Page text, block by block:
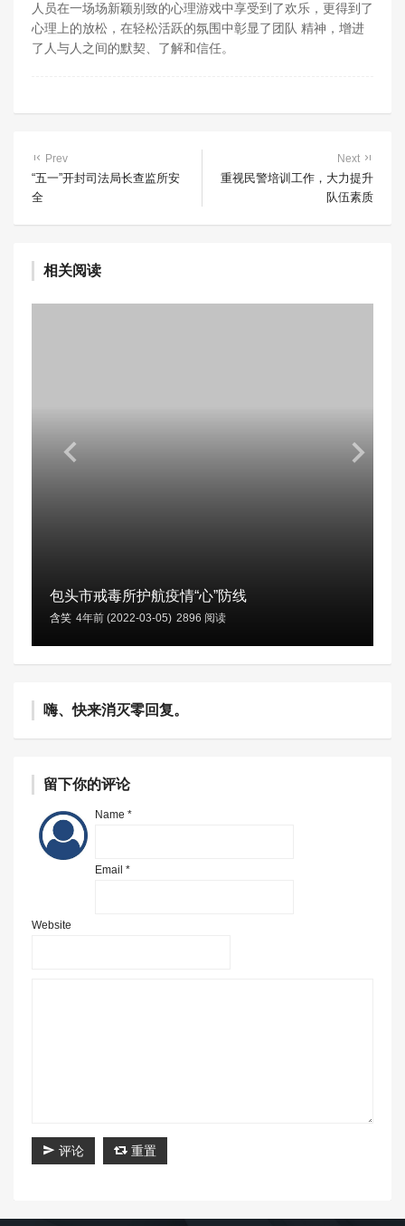
人员在一场场新颖别致的心理游戏中享受到了欢乐，更得到了
心理上的放松，在轻松活跃的氛围中彰显了团队 精神，增进
了人与人之间的默契、了解和信任。
Prev
“五一”开封司法局长查监所安
全
Next
重视民警培训工作，大力提升
队伍素质
相关阅读
包头市戒毒所护航疫情“心”防线
含笑 4年前 (2022-03-05) 2896 阅读
嗨、快来消灭零回复。
留下你的评论
Name *
Email *
Website
评论 重置